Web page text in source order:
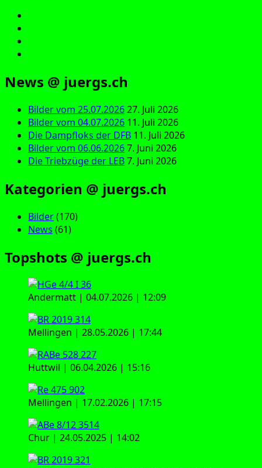
News @ juergs.ch
Bilder vom 25.07.202627. Juli 2026
Bilder vom 04.07.2026 11. Juli 2026
Die Dampfloks der DFB 11. Juli 2026
Bilder vom 06.06.20267. Juni 2026
Die Triebzüge der LEB7. Juni 2026
Kategorien @ juergs.ch
Bilder(170)
News (61)
Topshots @ juergs.ch
Andermatt | 04.07.2026 | 12:09
Mellingen | 28.05.2026 | 17:44
Huttwil | 06.04.2026 | 15:16
Mellingen | 17.02.2026 | 17:15
Chur | 24.05.2025 | 14:02